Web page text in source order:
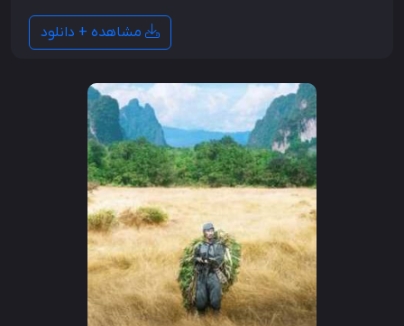
مشاهده + دانلود